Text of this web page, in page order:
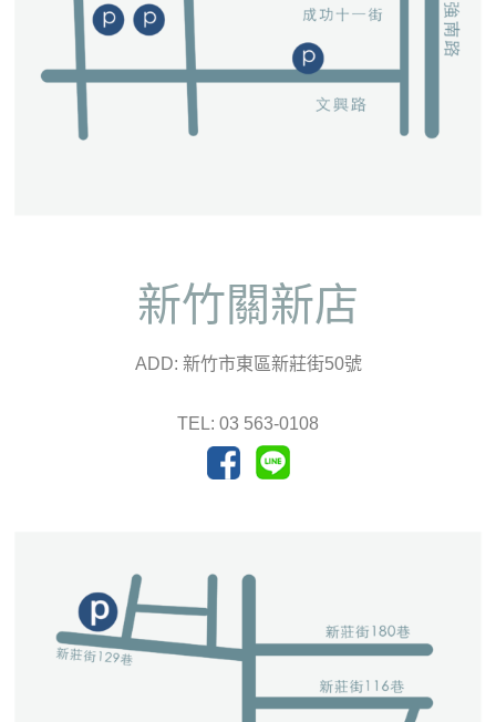
新竹關新店
ADD: 新竹市東區新莊街50號
TEL: 03 563-0108